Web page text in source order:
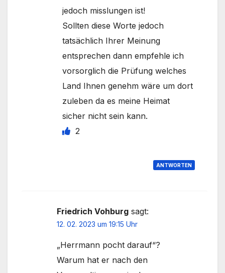
jedoch misslungen ist!
Sollten diese Worte jedoch
tatsächlich Ihrer Meinung
entsprechen dann empfehle ich
vorsorglich die Prüfung welches
Land Ihnen genehm wäre um dort
zuleben da es meine Heimat
sicher nicht sein kann.
2
ANTWORTEN
Friedrich Vohburg sagt:
12. 02. 2023 um 19:15 Uhr
„Herrmann pocht darauf“?
Warum hat er nach den